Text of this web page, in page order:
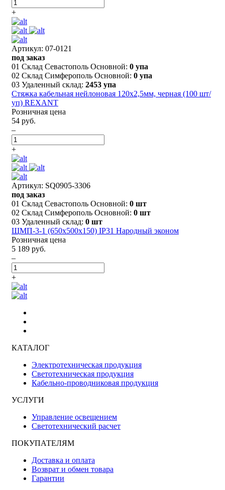
+
Артикул: 07-0121
под заказ
01 Склад Севастополь Основной: 0 упа
02 Склад Симферополь Основной: 0 упа
03 Удаленный склад: 2453 упа
Стяжка кабельная нейлоновая 120x2,5мм, черная (100 шт/
уп) REXANT
Розничная цена
54 руб.
–
+
Артикул: SQ0905-3306
под заказ
01 Склад Севастополь Основной: 0 шт
02 Склад Симферополь Основной: 0 шт
03 Удаленный склад: 0 шт
ЩМП-3-1 (650х500х150) IP31 Народный эконом
Розничная цена
5 189 руб.
–
+
КАТАЛОГ
Электротехническая продукция
Светотехническая продукция
Кабельно-проводниковая продукция
УСЛУГИ
Управление освещением
Светотехнический расчет
ПОКУПАТЕЛЯМ
Доставка и оплата
Возврат и обмен товара
Гарантии